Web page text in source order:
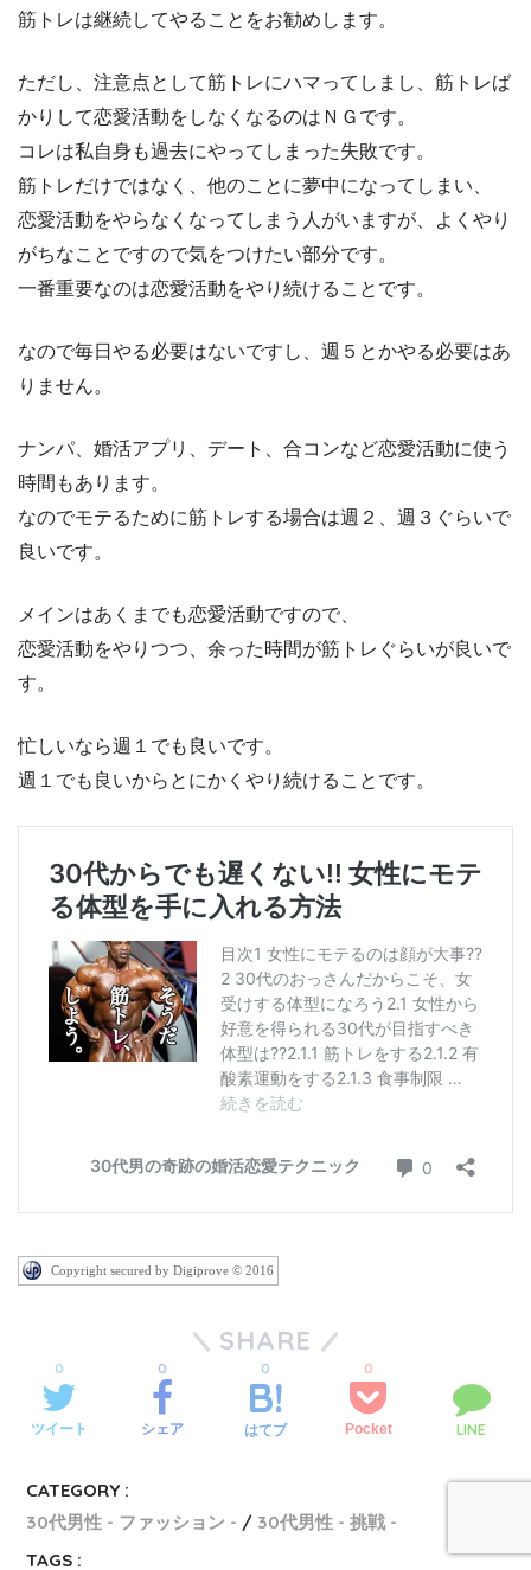
筋トレは継続してやることをお勧めします。
ただし、注意点として筋トレにハマってしまし、筋トレば
かりして恋愛活動をしなくなるのはＮＧです。
コレは私自身も過去にやってしまった失敗です。
筋トレだけではなく、他のことに夢中になってしまい、
恋愛活動をやらなくなってしまう人がいますが、よくやり
がちなことですので気をつけたい部分です。
一番重要なのは恋愛活動をやり続けることです。
なので毎日やる必要はないですし、週５とかやる必要はあ
りません。
ナンパ、婚活アプリ、デート、合コンなど恋愛活動に使う
時間もあります。
なのでモテるために筋トレする場合は週２、週３ぐらいで
良いです。
メインはあくまでも恋愛活動ですので、
恋愛活動をやりつつ、余った時間が筋トレぐらいが良いで
す。
忙しいなら週１でも良いです。
週１でも良いからとにかくやり続けることです。
Copyright secured by Digiprove © 2016
SHARE
ツイート
0
シェア
0
はてブ
0
Pocket
0
LINE
CATEGORY :
30代男性 - ファッション -
30代男性 - 挑戦 -
TAGS :